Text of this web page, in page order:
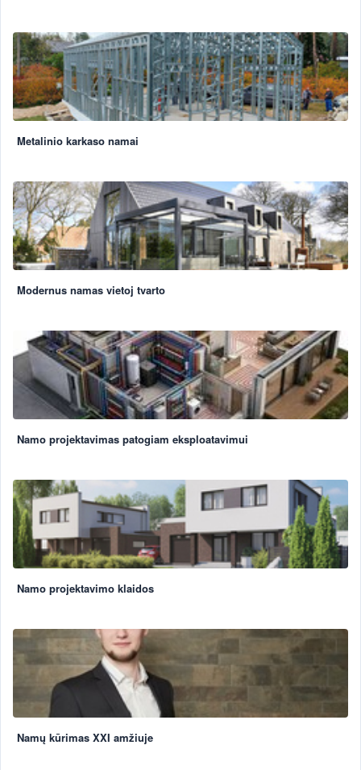
Metalinio karkaso namai
Modernus namas vietoj tvarto
Namo projektavimas patogiam eksploatavimui
Namo projektavimo klaidos
Namų kūrimas XXI amžiuje